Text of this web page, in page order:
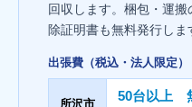
回収します。梱包・運
除証明書も無料発行しま
出張費（税込・法人限定）
所沢市
50台以上